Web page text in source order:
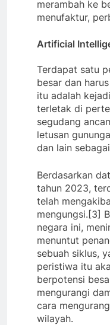
merambah ke
menufaktur,
Artificial
Terdapat satu
besar dan
itu adalah
terletak di
segudang
letusan
dan lain
Berdasarkan
tahun 2023,
telah
mengungsi.[3]
negara ini,
menuntut
sebuah siklus,
peristiwa itu
berpotensi
mengurangi
cara
wilayah.